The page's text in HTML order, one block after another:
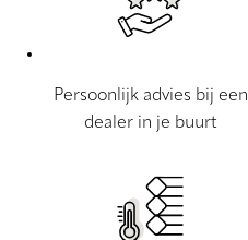
Persoonlijk advies bij een
dealer in je buurt